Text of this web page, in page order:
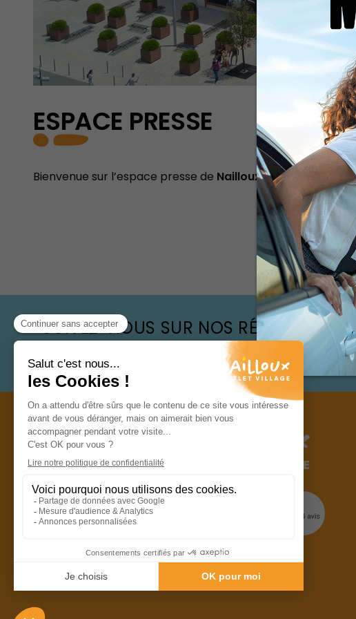
ESPACE PRESSE
Bienvenue sur l’espace presse de Nailloux Outlet Village
SUIVEZ-NOUS SUR NOS RÉSEAUX
@ NAILLOUXOUTLET
Popin du centre